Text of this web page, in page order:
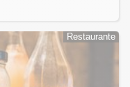
Restaurante
Restaurante